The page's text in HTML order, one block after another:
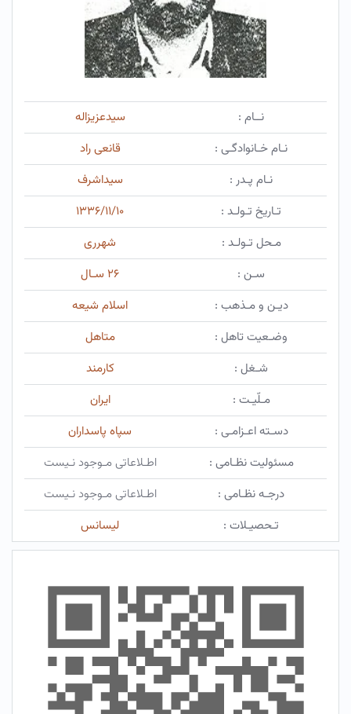
نــام :
سیدعزیزاله
نـام خـانوادگـی :
قانعی راد
نـام پـدر :
سیداشرف
تـاریخ تـولـد :
۱۳۳۶/۱۱/۱۰
مـحل تـولـد :
شهرری
سـن :
۲۶ سـال
دیـن و مـذهب :
اسلام شیعه
وضـعیت تاهل :
متاهل
شـغل :
کارمند
مـلّیـت :
ایران
دسـته اعـزامـی :
سپاه پاسداران
مسئولیت نظـامی :
اطـلاعاتی مـوجود نـیست
درجـه نظـامی :
اطـلاعاتی مـوجود نـیست
تـحصیـلات :
لیسانس